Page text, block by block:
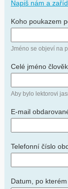
Napiš nám a
Koho poukazem
Jméno se objeví na
Celé jméno
Aby bylo lektorovi
E-mail
Telefonní číslo
Datum, po